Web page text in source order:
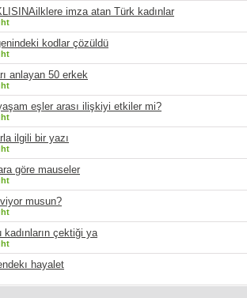
imza atan Türk kadınlar
kodlar çözüldü
anlayan 50 erkek
eşler arası ilişkiyi etkiler mi?
ilgili bir yazı
göre mauseler
musun?
kadınların çektiği ya
hayalet